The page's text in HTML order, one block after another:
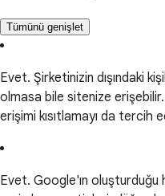
Tümünü genişlet
Evet. Şirketinizin dışındaki
olmasa bile sitenize erişebilir.
erişimi kısıtlamayı da tercih
Evet. Google'ın oluşturduğu